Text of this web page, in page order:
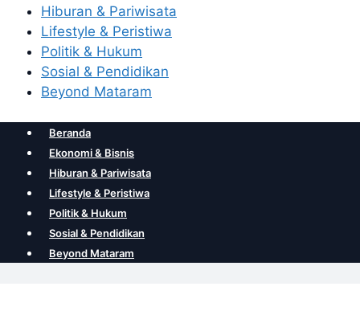
Hiburan & Pariwisata
Lifestyle & Peristiwa
Politik & Hukum
Sosial & Pendidikan
Beyond Mataram
Beranda
Ekonomi & Bisnis
Hiburan & Pariwisata
Lifestyle & Peristiwa
Politik & Hukum
Sosial & Pendidikan
Beyond Mataram